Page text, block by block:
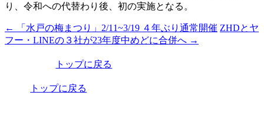
り、令和への代替わり後、初の実施となる。
投
稿
← 「水戸の梅まつり」2/11~3/19 ４年ぶり通常開催 ZHDとヤ
フー・LINEの３社が23年度中めどに合併へ →
トップに戻る
トップに戻る